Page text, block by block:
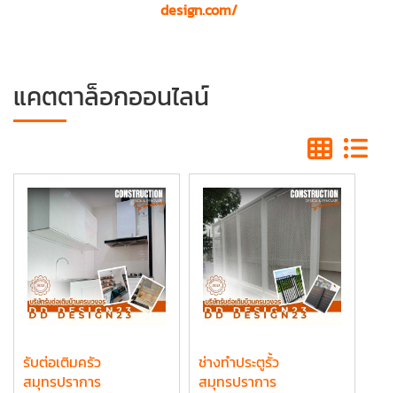
design.com/
แคตตาล็อกออนไลน์
รับต่อเติมครัว
สมุทรปราการ
ช่างทำประตูรั้ว
สมุทรปราการ